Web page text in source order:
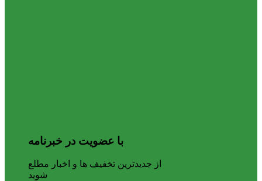
با عضویت در خبرنامه
از جدیدترین تخفیف ها و اخبار مطلع
شوید